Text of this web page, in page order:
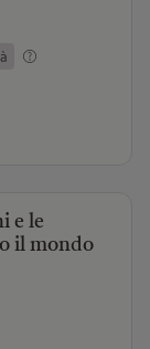
e le
il mondo